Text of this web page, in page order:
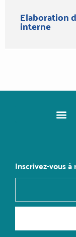
Elaboration
interne
Inscrivez-vous